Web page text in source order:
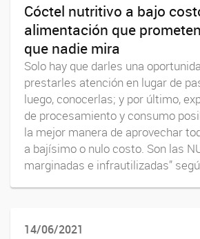
Cóctel nutritivo a bajo
alimentación que
que nadie mira
Solo hay que darles una
prestarles atención en lugar de
luego, conocerlas; y por último,
de procesamiento y consumo
la mejor manera de aprovechar
a bajísimo o nulo costo. Son las
marginadas e infrautilizadas”
14/06/2021